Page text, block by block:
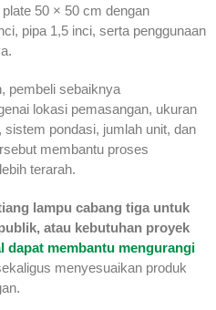
50 × 50 cm dengan
pipa 1,5 inci, serta penggunaan
pembeli sebaiknya
lokasi pemasangan, ukuran
pondasi, jumlah unit, dan
membantu proses
terarah.
lampu cabang tiga untuk
atau kebutuhan proyek
dapat membantu mengurangi
menyesuaikan produk